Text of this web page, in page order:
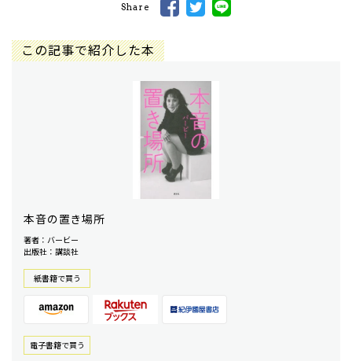
Share
この記事で紹介した本
本音の置き場所
著者：バービー
出版社：講談社
紙書籍で買う
電⼦書籍で買う